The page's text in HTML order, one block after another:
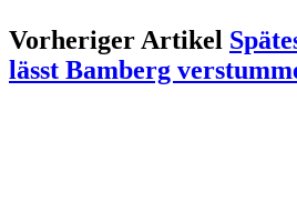
Vorheriger Artikel
lässt Bamberg